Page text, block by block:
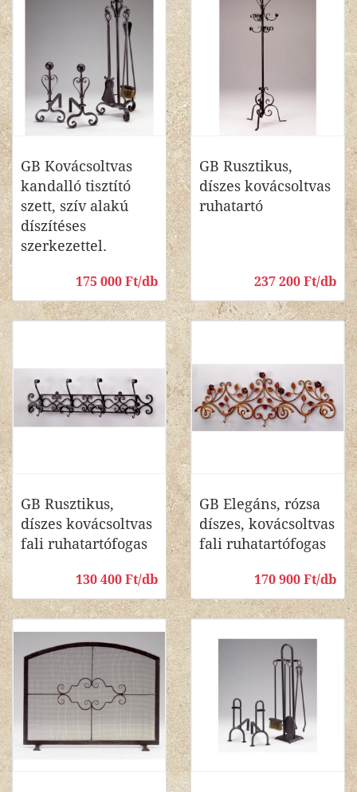
GB Kovácsoltvas
kandalló tisztító
szett, szív alakú
díszítéses
szerkezettel.
175 000 Ft/db
GB Rusztikus,
díszes kovácsoltvas
ruhatartó
237 200 Ft/db
GB Rusztikus,
díszes kovácsoltvas
fali ruhatartófogas
130 400 Ft/db
GB Elegáns, rózsa
díszes, kovácsoltvas
fali ruhatartófogas
170 900 Ft/db